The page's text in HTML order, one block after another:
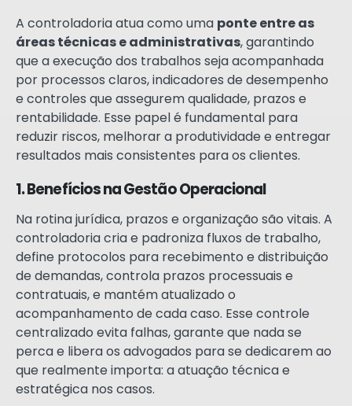
A controladoria atua como uma ponte entre as
áreas técnicas e administrativas, garantindo
que a execução dos trabalhos seja acompanhada
por processos claros, indicadores de desempenho
e controles que assegurem qualidade, prazos e
rentabilidade. Esse papel é fundamental para
reduzir riscos, melhorar a produtividade e entregar
resultados mais consistentes para os clientes.
1. Benefícios na Gestão Operacional
Na rotina jurídica, prazos e organização são vitais. A
controladoria cria e padroniza fluxos de trabalho,
define protocolos para recebimento e distribuição
de demandas, controla prazos processuais e
contratuais, e mantém atualizado o
acompanhamento de cada caso. Esse controle
centralizado evita falhas, garante que nada se
perca e libera os advogados para se dedicarem ao
que realmente importa: a atuação técnica e
estratégica nos casos.